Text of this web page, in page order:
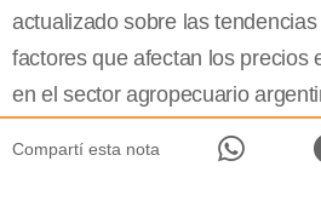
actualizado sobre las
factores que afectan los precios
en el sector agropecuario
Compartí esta nota